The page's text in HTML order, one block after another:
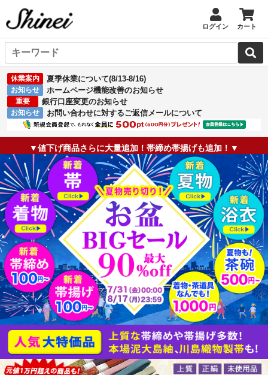
ログイン カート
休業案内 夏季休業について(8/13-8/16)
お知らせ ホームページ機能改善のお知らせ
重要 銀行口座変更のお知らせ
お知らせ お問い合わせに対するご返信メールについて
▼値下げ商品さらに大量追加！帯締め帯揚げも追加！▼